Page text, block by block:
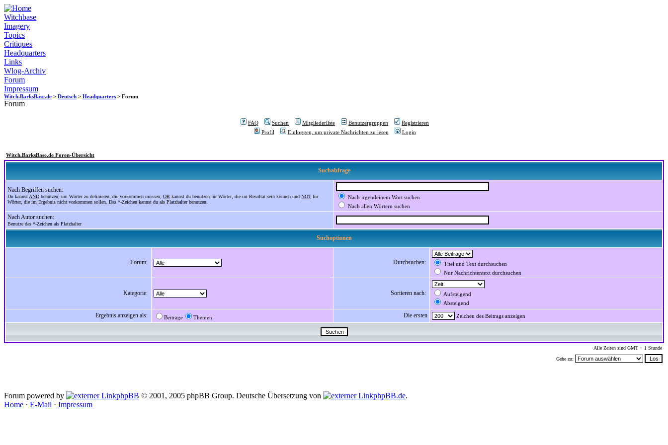
Witchbase
Imagery
Topics
Critiques
Headquarters
Links
Wlog-Archiv
Forum
Impressum
Witch.BarksBase.de > Deutsch > Headquarters > Forum
Forum
FAQ Suchen Mitgliederliste Benutzergruppen
Registrieren
Profil
Einloggen, um private Nachrichten zu lesen Login
Witch.BarksBase.de Foren-Übersicht
Suchabfrage
Nach Begriffen suchen:
Du kannst AND benutzen, um Wörter zu definieren, die vorkommen müssen; OR kannst du benutzen für Wörter, die im Resultat sein können und NOT für
Wörter, die im Ergebnis nicht vorkommen sollen. Das *-Zeichen kannst du als Platzhalter benutzen.
Nach irgendeinem Wort suchen
Nach allen Wörtern suchen
Nach Autor suchen:
Benutze das *-Zeichen als Platzhalter
Suchoptionen
Forum: Durchsuchen:
Titel und Text durchsuchen
Nur Nachrichtentext durchsuchen
Kategorie: Sortieren nach:
Aufsteigend
Absteigend
Ergebnis anzeigen als: Beiträge Themen Die ersten Zeichen des Beitrags anzeigen
Alle Zeiten sind GMT + 1 Stunde
Gehe zu:
Forum powered by phpBB © 2001, 2005 phpBB Group. Deutsche Übersetzung von phpBB.de.
Home · E-Mail · Impressum